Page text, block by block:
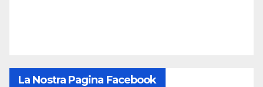
La Nostra Pagina Facebook